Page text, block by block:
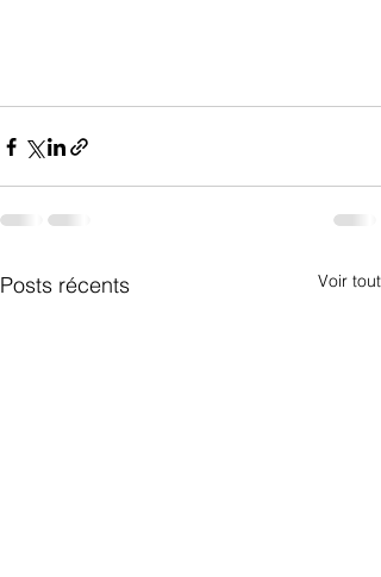
Posts récents Voir tout